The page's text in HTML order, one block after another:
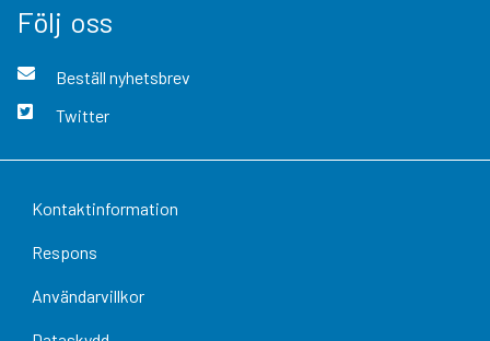
Följ oss
Beställ nyhetsbrev
Twitter
Kontaktinformation
Respons
Användarvillkor